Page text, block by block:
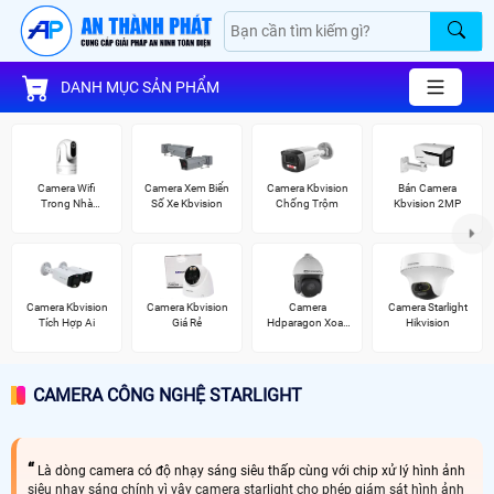
DANH MỤC SẢN PHẨM
Camera Wifi
Trong Nhà
Camera Xem Biển
Số Xe Kbvision
Camera Kbvision
Chống Trộm
Bán Camera
Kbvision 2MP
Camera Kbvision
Tích Hợp Ai
Camera Kbvision
Giá Rẻ
Camera
Hdparagon Xoay
Camera Starlight
Hikvision
CAMERA CÔNG NGHỆ STARLIGHT
Là dòng camera có độ nhạy sáng siêu thấp cùng với chip xử lý hình ảnh
siêu nhạy sáng chính vì vây camera starlight cho phép giám sát hình ảnh